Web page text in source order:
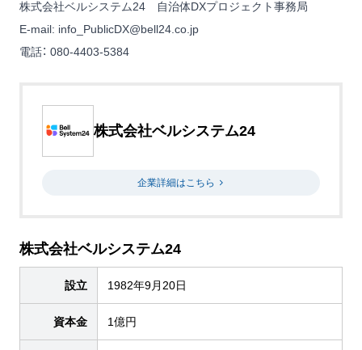
株式会社ベルシステム24 自治体DXプロジェクト事務局
E-mail: info_PublicDX@bell24.co.jp
電話： 080-4403-5384
株式会社ベルシステム24
企業詳細はこちら
株式会社ベルシステム24
設立 1982年9月20日
資本金 1億円